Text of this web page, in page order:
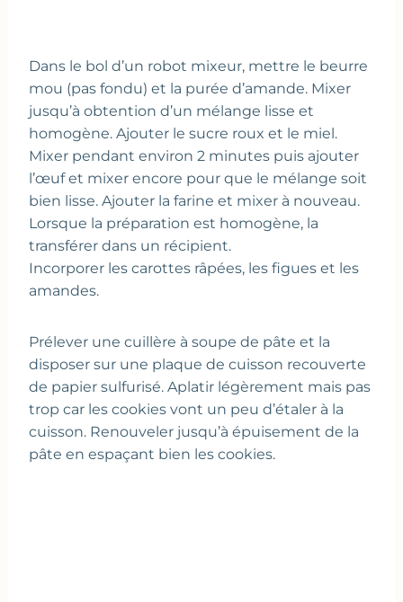
Dans le bol d’un robot mixeur, mettre le beurre
mou (pas fondu) et la purée d’amande. Mixer
jusqu’à obtention d’un mélange lisse et
homogène. Ajouter le sucre roux et le miel.
Mixer pendant environ 2 minutes puis ajouter
l’œuf et mixer encore pour que le mélange soit
bien lisse. Ajouter la farine et mixer à nouveau.
Lorsque la préparation est homogène, la
transférer dans un récipient.
Incorporer les carottes râpées, les figues et les
amandes.
Prélever une cuillère à soupe de pâte et la
disposer sur une plaque de cuisson recouverte
de papier sulfurisé. Aplatir légèrement mais pas
trop car les cookies vont un peu d’étaler à la
cuisson. Renouveler jusqu’à épuisement de la
pâte en espaçant bien les cookies.